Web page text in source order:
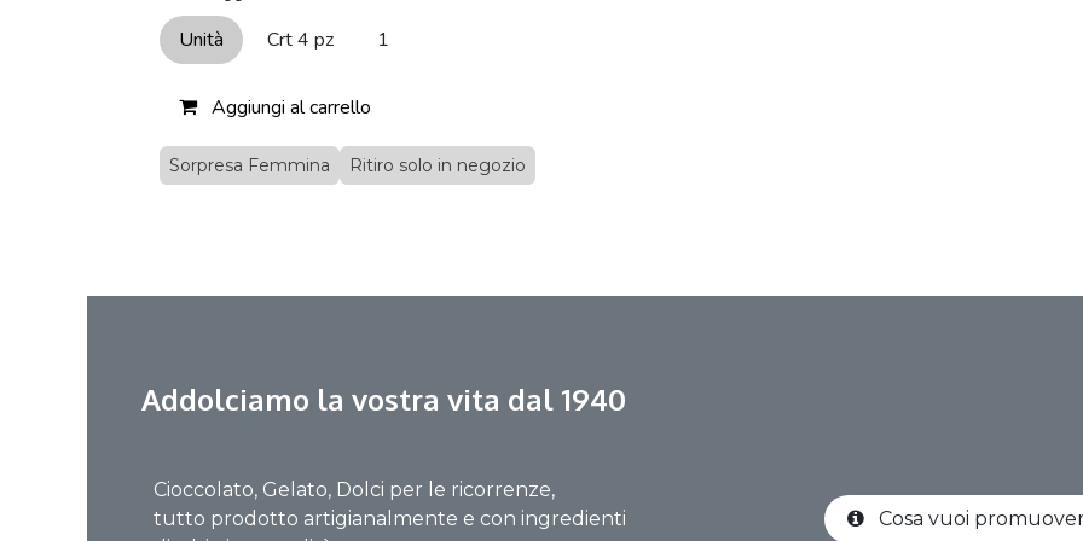
Unità Crt 4 pz 1
Aggiungi al carrello
Sorpresa Femmina Ritiro solo in negozio
Addolciamo la vostra vita dal 1940
Cioccolato, Gelato, Dolci per le ricorrenze,
tutto prodotto artigianalmente e con ingredienti
Cosa vuoi